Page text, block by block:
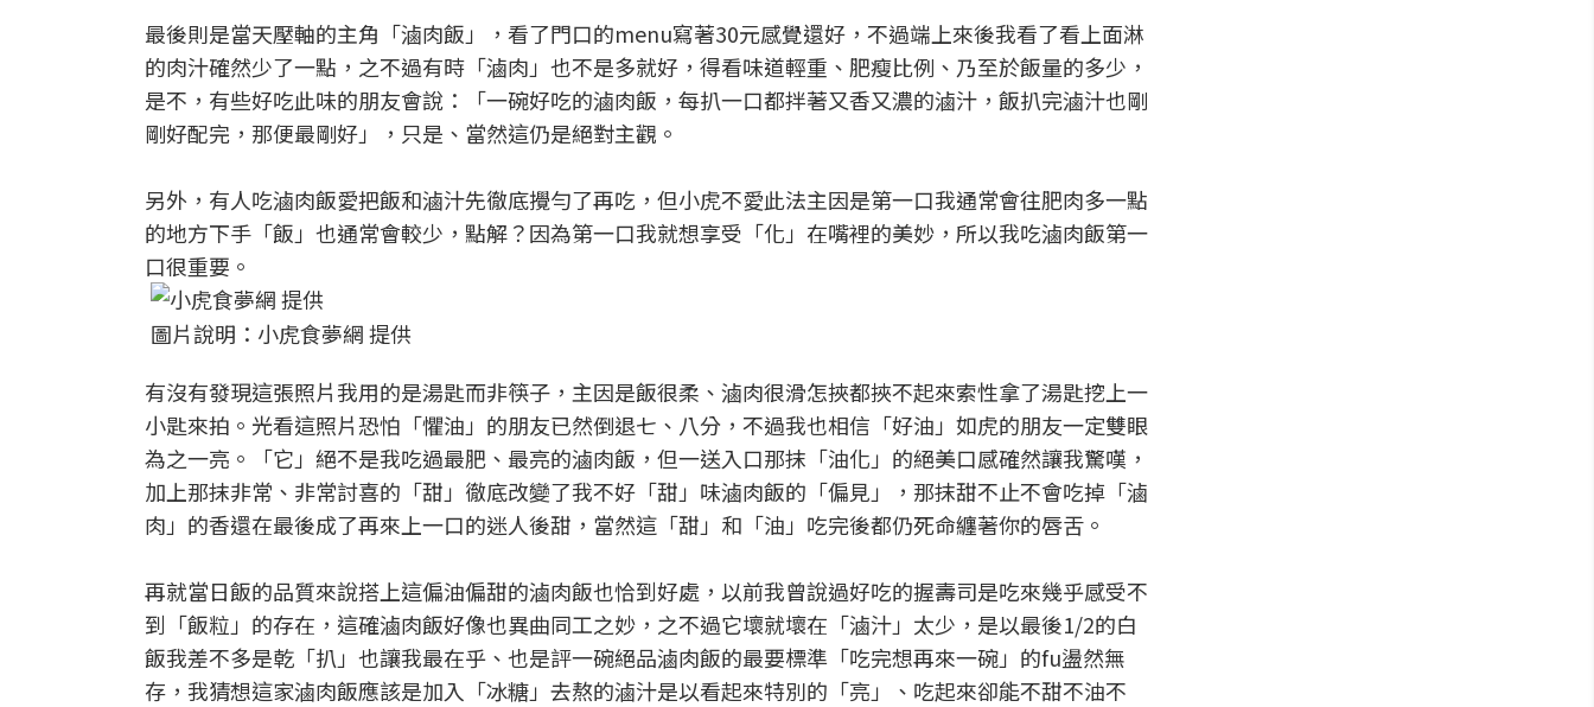
最後則是當天壓軸的主角「滷肉飯」，看了門口的menu寫著30元感覺還好，不過端上來後我看了看上面淋
的肉汁確然少了一點，之不過有時「滷肉」也不是多就好，得看味道輕重、肥瘦比例、乃至於飯量的多少，
是不，有些好吃此味的朋友會說：「一碗好吃的滷肉飯，每扒一口都拌著又香又濃的滷汁，飯扒完滷汁也剛
剛好配完，那便最剛好」，只是、當然這仍是絕對主觀。
另外，有人吃滷肉飯愛把飯和滷汁先徹底攪勻了再吃，但小虎不愛此法主因是第一口我通常會往肥肉多一點
的地方下手「飯」也通常會較少，點解？因為第一口我就想享受「化」在嘴裡的美妙，所以我吃滷肉飯第一
口很重要。
圖片說明：小虎食夢網 提供
有沒有發現這張照片我用的是湯匙而非筷子，主因是飯很柔、滷肉很滑怎挾都挾不起來索性拿了湯匙挖上一
小匙來拍。光看這照片恐怕「懼油」的朋友已然倒退七、八分，不過我也相信「好油」如虎的朋友一定雙眼
為之一亮。「它」絕不是我吃過最肥、最亮的滷肉飯，但一送入口那抹「油化」的絕美口感確然讓我驚嘆，
加上那抹非常、非常討喜的「甜」徹底改變了我不好「甜」味滷肉飯的「偏見」，那抹甜不止不會吃掉「滷
肉」的香還在最後成了再來上一口的迷人後甜，當然這「甜」和「油」吃完後都仍死命纏著你的唇舌。
再就當日飯的品質來說搭上這偏油偏甜的滷肉飯也恰到好處，以前我曾說過好吃的握壽司是吃來幾乎感受不
到「飯粒」的存在，這確滷肉飯好像也異曲同工之妙，之不過它壞就壞在「滷汁」太少，是以最後1/2的白
飯我差不多是乾「扒」也讓我最在乎、也是評一碗絕品滷肉飯的最要標準「吃完想再來一碗」的fu盪然無
存，我猜想這家滷肉飯應該是加入「冰糖」去熬的滷汁是以看起來特別的「亮」、吃起來卻能不甜不油不